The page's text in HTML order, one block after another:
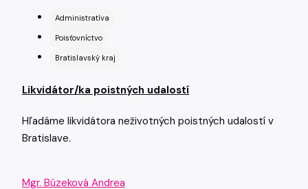
Administratíva
Poisťovníctvo
Bratislavský kraj
Likvidátor/ka poistných udalostí
Hľadáme likvidátora neživotných poistných udalostí v
Bratislave.
Mgr. Búzeková Andrea